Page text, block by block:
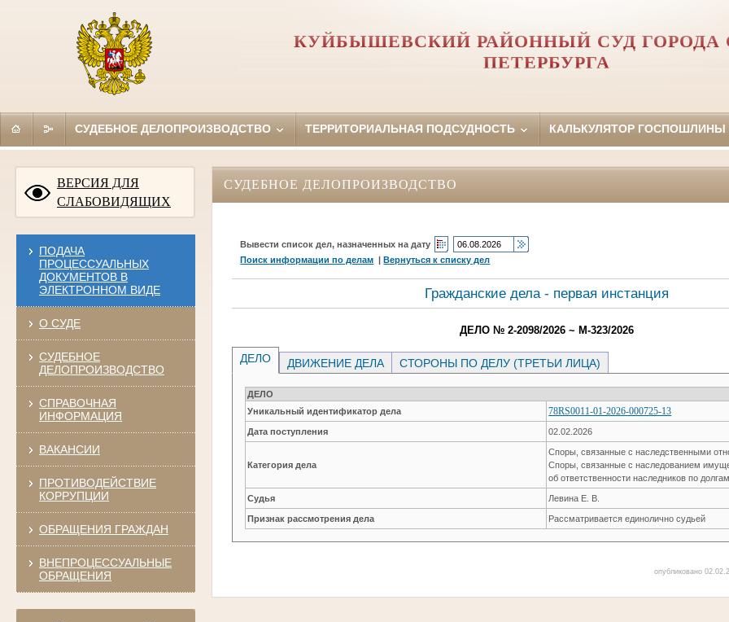
КУЙБЫШЕВСКИЙ РАЙОННЫЙ СУД ГОРОДА
ПЕТЕРБУРГА
СУДЕБНОЕ ДЕЛОПРОИЗВОДСТВО ТЕРРИТОРИАЛЬНАЯ ПОДСУДНОСТЬ КАЛЬКУЛЯТОР ГОСПОШЛИНЫ
ВЕРСИЯ ДЛЯ
СЛАБОВИДЯЩИХ
ПОДАЧА
ПРОЦЕССУАЛЬНЫХ
ДОКУМЕНТОВ В
ЭЛЕКТРОННОМ ВИДЕ
О СУДЕ
СУДЕБНОЕ
ДЕЛОПРОИЗВОДСТВО
СПРАВОЧНАЯ
ИНФОРМАЦИЯ
ВАКАНСИИ
ПРОТИВОДЕЙСТВИЕ
КОРРУПЦИИ
ОБРАЩЕНИЯ ГРАЖДАН
ВНЕПРОЦЕССУАЛЬНЫЕ
ОБРАЩЕНИЯ
СУДЕБНОЕ ДЕЛОПРОИЗВОДСТВО
Вывести список дел, назначенных на дату
Поиск информации по делам |Вернуться к списку дел
Гражданские дела - первая инстанция
ДЕЛО № 2-2098/2026 ~ М-323/2026
ДЕЛО ДВИЖЕНИЕ ДЕЛА СТОРОНЫ ПО ДЕЛУ (ТРЕТЬИ ЛИЦА)
ДЕЛО
Уникальный идентификатор дела
78RS0011-01-2026-000725-13
Дата поступления 02.02.2026
Категория дела
Споры, связанные с наследственными
Споры, связанные с наследованием
об ответственности наследников по
Судья Левина Е. В.
Признак рассмотрения дела Рассматривается единолично судьей
опубликовано